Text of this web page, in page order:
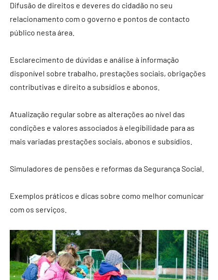
Difusão de direitos e deveres do cidadão no seu
relacionamento com o governo e pontos de contacto
público nesta área.
Esclarecimento de dúvidas e análise à informação
disponível sobre trabalho, prestações sociais, obrigações
contributivas e direito a subsídios e abonos.
Atualização regular sobre as alterações ao nível das
condições e valores associados à elegibilidade para as
mais variadas prestações sociais, abonos e subsídios.
Simuladores de pensões e reformas da Segurança Social.
Exemplos práticos e dicas sobre como melhor comunicar
com os serviços.